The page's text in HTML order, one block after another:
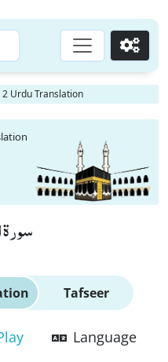
Go
Urdu Translation
Tafseer
Language